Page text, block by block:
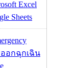
Excel
Sheets
ออกฉุกเฉิน